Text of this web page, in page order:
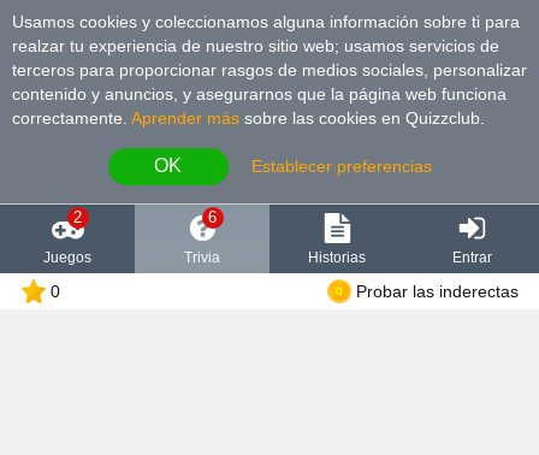
Usamos cookies y coleccionamos alguna información sobre ti para
realzar tu experiencia de nuestro sitio web; usamos servicios de
terceros para proporcionar rasgos de medios sociales, personalizar
contenido y anuncios, y asegurarnos que la página web funciona
correctamente. Aprender más sobre las cookies en Quizzclub.
OK Establecer preferencias
2
Juegos
6
Trivia Historias Entrar
0 Probar las inderectas